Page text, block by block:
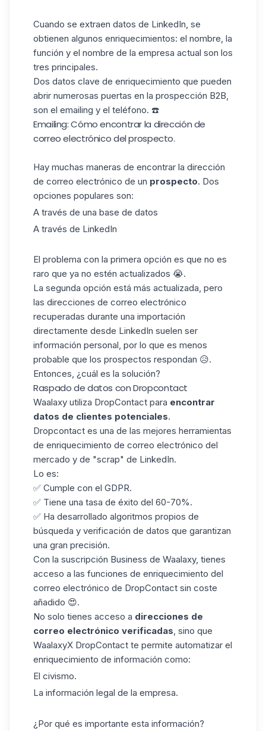
Cuando se extraen datos de LinkedIn, se
obtienen algunos enriquecimientos: el nombre, la
función y el nombre de la empresa actual son los
tres principales.
Dos datos clave de enriquecimiento que pueden
abrir numerosas puertas en la prospección B2B,
son el emailing y el teléfono. ☎️
Emailing: Cómo encontrar la dirección de
correo electrónico del prospecto.
Hay muchas maneras de encontrar la dirección
de correo electrónico de un prospecto. Dos
opciones populares son:
A través de una base de datos
A través de LinkedIn
El problema con la primera opción es que no es
raro que ya no estén actualizados 😭.
La segunda opción está más actualizada, pero
las direcciones de correo electrónico
recuperadas durante una importación
directamente desde LinkedIn suelen ser
información personal, por lo que es menos
probable que los prospectos respondan 😥.
Entonces, ¿cuál es la solución?
Raspado de datos con Dropcontact
Waalaxy utiliza DropContact para encontrar
datos de clientes potenciales.
Dropcontact es una de las mejores herramientas
de enriquecimiento de correo electrónico del
mercado y de "scrap" de LinkedIn.
Lo es:
✅ Cumple con el GDPR.
✅ Tiene una tasa de éxito del 60-70%.
✅ Ha desarrollado algoritmos propios de
búsqueda y verificación de datos que garantizan
una gran precisión.
Con la suscripción Business de Waalaxy, tienes
acceso a las funciones de enriquecimiento del
correo electrónico de DropContact sin coste
añadido 😍.
No solo tienes acceso a direcciones de
correo electrónico verificadas, sino que
WaalaxyX DropContact te permite automatizar el
enriquecimiento de información como:
El civismo.
La información legal de la empresa.
¿Por qué es importante esta información?